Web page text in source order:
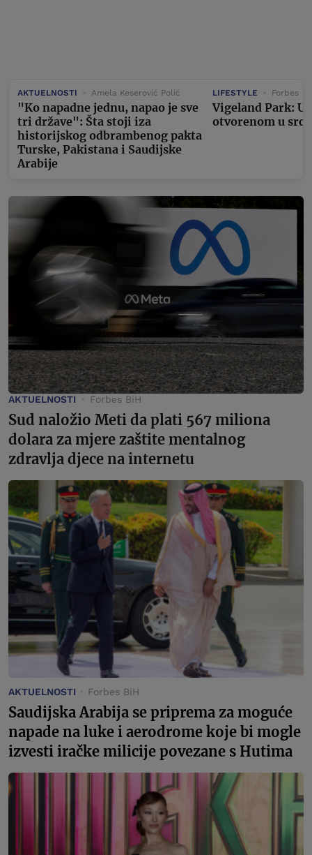
AKTUELNOSTI Amela Keserović Polić
"Ko napadne jednu, napao je sve
tri države": Šta stoji iza
historijskog odbrambenog pakta
Turske, Pakistana i Saudijske
Arabije
LIFESTYLE Forbes
Vigeland Park:
otvorenom u srcu
AKTUELNOSTI Forbes BiH
Sud naložio Meti da plati 567 miliona
dolara za mjere zaštite mentalnog
zdravlja djece na internetu
AKTUELNOSTI Forbes BiH
Saudijska Arabija se priprema za moguće
napade na luke i aerodrome koje bi mogle
izvesti iračke milicije povezane s Hutima